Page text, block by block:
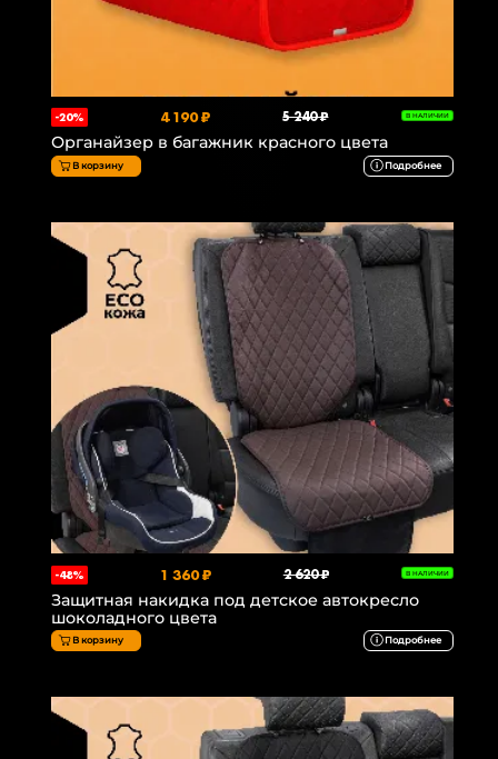
-20% 4 190 ₽ 5 240 ₽ В НАЛИЧИИ
Органайзер в багажник красного цвета
В корзину Подробнее
-48% 1 360 ₽ 2 620 ₽ В НАЛИЧИИ
Защитная накидка под детское автокресло
шоколадного цвета
В корзину Подробнее